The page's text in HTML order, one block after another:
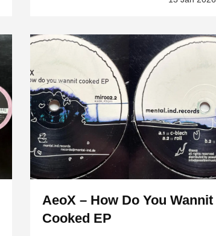
AeoX – How Do You Wannit
Cooked EP